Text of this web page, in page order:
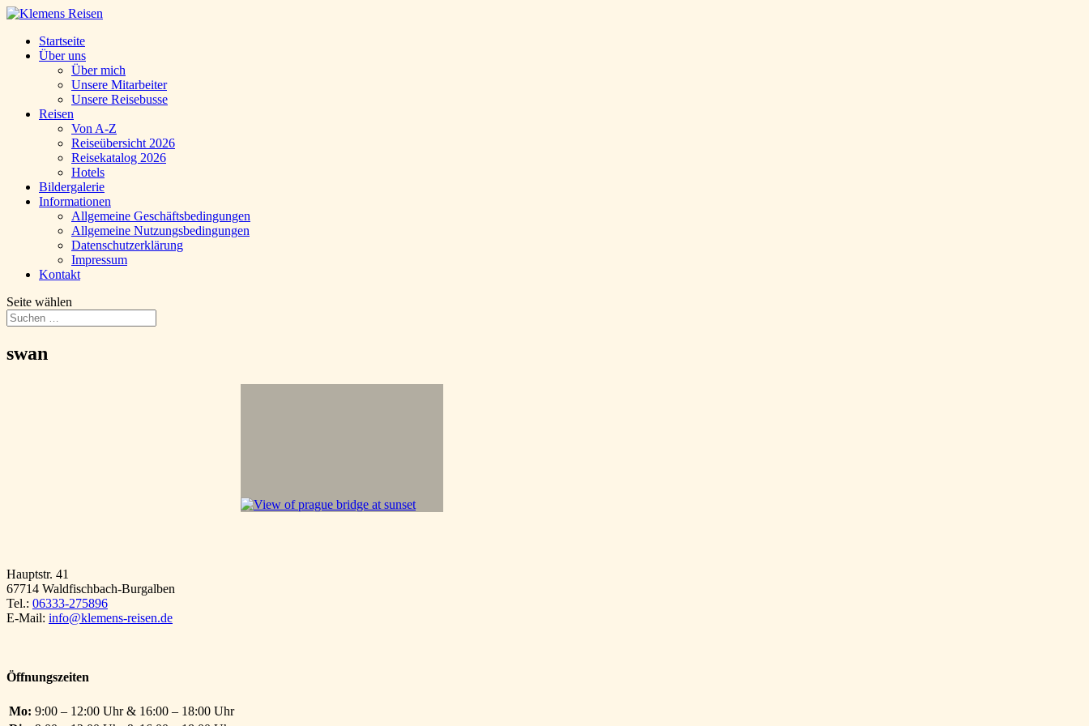
Startseite
Über uns
Über mich
Unsere Mitarbeiter
Unsere Reisebusse
Reisen
Von A-Z
Reiseübersicht 2026
Reisekatalog 2026
Hotels
Bildergalerie
Informationen
Allgemeine Geschäftsbedingungen
Allgemeine Nutzungsbedingungen
Datenschutzerklärung
Impressum
Kontakt
Seite wählen
swan
Hauptstr. 41
67714 Waldfischbach-Burgalben
Tel.: 06333-275896
E-Mail: info@klemens-reisen.de
Öffnungszeiten
Mo: 9:00 – 12:00 Uhr & 16:00 – 18:00 Uhr